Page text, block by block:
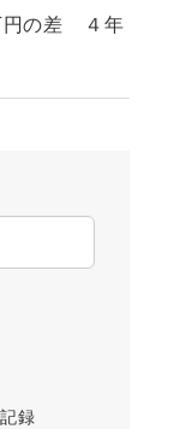
円の差 ４年
録